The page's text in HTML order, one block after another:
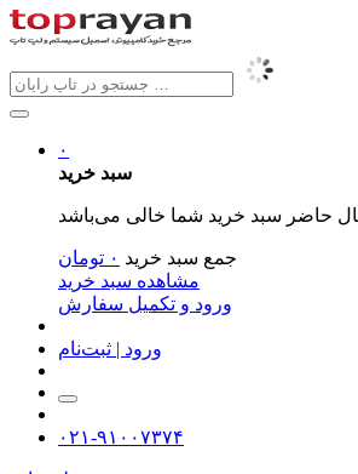
۰
سبد خرید
جمع سبد خرید ۰ تومان
مشاهده سبد خرید
ورود و تکمیل سفارش
ورود | ثبت‌نام
۰۲۱-۹۱۰۰۷۳۷۴